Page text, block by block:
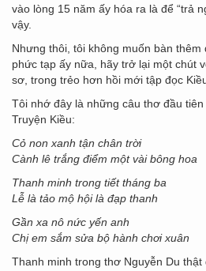
vào lòng 15 năm ấy hóa ra là để “trả
vậy.
Nhưng thôi, tôi không muốn bàn thêm
phức tạp ấy nữa, hãy trở lại một chút
sơ, trong trẻo hơn hồi mới tập đọc
Tôi nhớ đây là những câu thơ đầu
Truyện Kiều:
Cỏ non xanh tận chân trời
Cành lê trắng điểm một vài bông hoa
Thanh minh trong tiết tháng ba
Lễ là tảo mộ hội là đạp thanh
Gần xa nô nức yến anh
Chị em sắm sửa bộ hành chơi xuân
Thanh minh trong thơ Nguyễn Du thật